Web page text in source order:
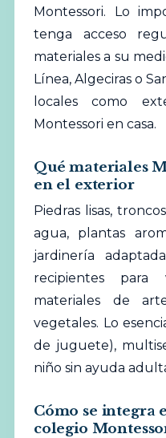
Montessori. Lo
tenga acceso
materiales a su
Línea, Algeciras o
locales como
Montessori en casa.
Qué materiales
en el exterior
Piedras lisas,
agua, plantas
jardinería
recipientes
materiales de
vegetales. Lo
de juguete),
niño sin ayuda
Cómo se integra
colegio